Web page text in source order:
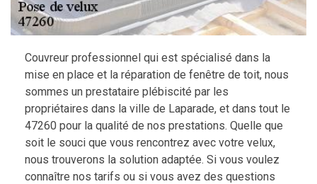
Couvreur professionnel qui est spécialisé dans la
mise en place et la réparation de fenêtre de toit, nous
sommes un prestataire plébiscité par les
propriétaires dans la ville de Laparade, et dans tout le
47260 pour la qualité de nos prestations. Quelle que
soit le souci que vous rencontrez avec votre velux,
nous trouverons la solution adaptée. Si vous voulez
connaître nos tarifs ou si vous avez des questions